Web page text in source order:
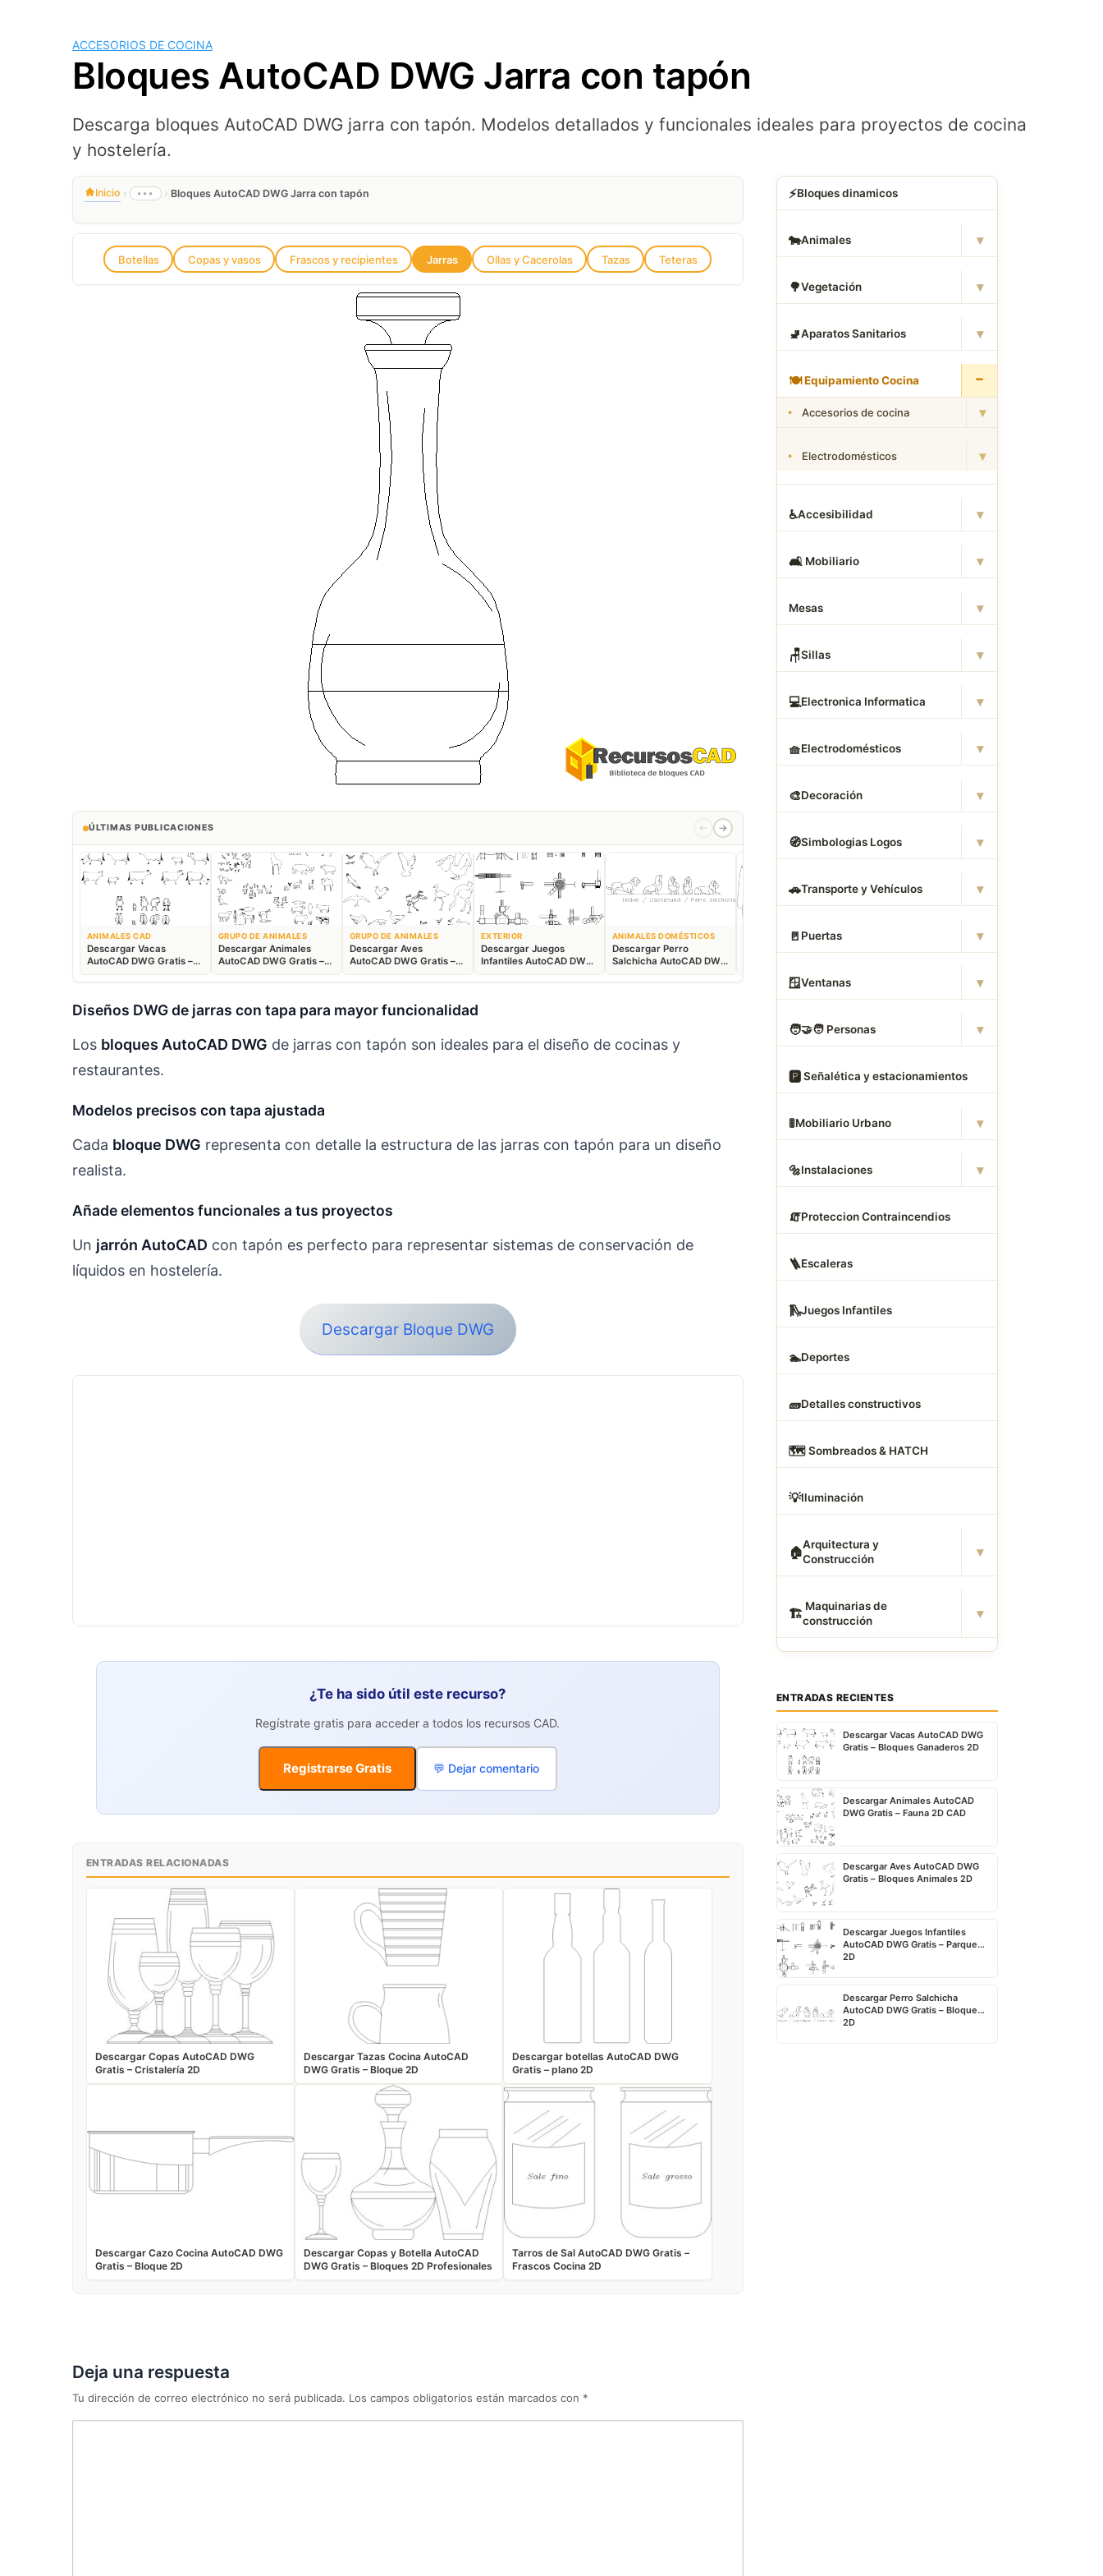
ACCESORIOS DE COCINA
Bloques AutoCAD DWG Jarra con tapón
Descarga bloques AutoCAD DWG jarra con tapón. Modelos detallados y funcionales ideales para proyectos de cocina
y hostelería.
Inicio › ••• › Bloques AutoCAD DWG Jarra con tapón
Botellas Copas y vasos Frascos y recipientes Jarras Ollas y Cacerolas Tazas Teteras
ÚLTIMAS PUBLICACIONES ← →
ANIMALES CAD
Descargar Vacas
AutoCAD DWG Gratis –
Bloques Ganaderos 2D
GRUPO DE ANIMALES
Descargar Animales
AutoCAD DWG Gratis –
Fauna 2D CAD
GRUPO DE ANIMALES
Descargar Aves
AutoCAD DWG Gratis –
Bloques Animales 2D
EXTERIOR
Descargar Juegos
Infantiles AutoCAD DWG
Gratis – Parque 2D
ANIMALES DOMÉSTICOS
Descargar Perro
Salchicha AutoCAD DWG
Gratis – Bloque 2D
Diseños DWG de jarras con tapa para mayor funcionalidad
Los bloques AutoCAD DWG de jarras con tapón son ideales para el diseño de cocinas y
restaurantes.
Modelos precisos con tapa ajustada
Cada bloque DWG representa con detalle la estructura de las jarras con tapón para un diseño
realista.
Añade elementos funcionales a tus proyectos
Un jarrón AutoCAD con tapón es perfecto para representar sistemas de conservación de
líquidos en hostelería.
Descargar Bloque DWG
¿Te ha sido útil este recurso?
Regístrate gratis para acceder a todos los recursos CAD.
Registrarse Gratis 💬 Dejar comentario
ENTRADAS RELACIONADAS
Descargar Copas AutoCAD DWG
Gratis – Cristalería 2D
Descargar Tazas Cocina AutoCAD
DWG Gratis – Bloque 2D
Descargar botellas AutoCAD DWG
Gratis – plano 2D
Descargar Cazo Cocina AutoCAD DWG
Gratis – Bloque 2D
Descargar Copas y Botella AutoCAD
DWG Gratis – Bloques 2D Profesionales
Tarros de Sal AutoCAD DWG Gratis –
Frascos Cocina 2D
Deja una respuesta
Tu dirección de correo electrónico no será publicada. Los campos obligatorios están marcados con *
⚡Bloques dinamicos
🐄Animales ▾
🌳Vegetación ▾
🚽Aparatos Sanitarios ▾
🍽️ Equipamiento Cocina −
Accesorios de cocina ▾
Electrodomésticos ▾
♿Accesibilidad ▾
🛋 ️ Mobiliario ▾
Mesas ▾
🪑Sillas ▾
💻Electronica Informatica ▾
🧺Electrodomésticos ▾
🎨Decoración ▾
🧭Simbologias Logos ▾
🚗Transporte y Vehículos ▾
🚪 Puertas ▾
🪟Ventanas ▾
🧑‍🤝‍🧑 Personas ▾
🅿️ Señalética y estacionamientos
🚦Mobiliario Urbano ▾
🔩Instalaciones ▾
🧯Proteccion Contraincendios
🪜Escaleras
🛝Juegos Infantiles
🏊Deportes
🧱Detalles constructivos
🗺️ Sombreados & HATCH
💡Iluminación
🏠Arquitectura y
Construcción
▾
🏗 ️ Maquinarias de
construcción
▾
ENTRADAS RECIENTES
Descargar Vacas AutoCAD DWG
Gratis – Bloques Ganaderos 2D
Descargar Animales AutoCAD
DWG Gratis – Fauna 2D CAD
Descargar Aves AutoCAD DWG
Gratis – Bloques Animales 2D
Descargar Juegos Infantiles
AutoCAD DWG Gratis – Parque
2D
Descargar Perro Salchicha
AutoCAD DWG Gratis – Bloque
2D